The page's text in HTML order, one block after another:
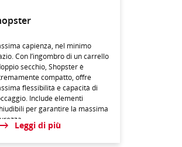
capienza, nel minimo
Con l’ingombro di un carrello
secchio, Shopster è
compatto, offre
flessibilità e capacità di
Include elementi
per garantire la massima
Leggi di più